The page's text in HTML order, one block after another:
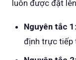
luôn được đặt
Nguyên tắc 1:
định trực tiếp